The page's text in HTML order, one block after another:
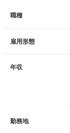
職種
雇用形態
年収
勤務地